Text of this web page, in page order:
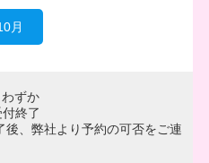
月
ずか
終了
、弊社より予約の可否をご連